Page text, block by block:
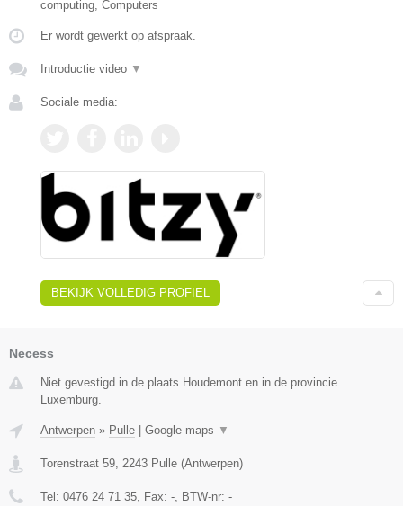
computing, Computers
Er wordt gewerkt op afspraak.
Introductie video ▼
Sociale media:
BEKIJK VOLLEDIG PROFIEL
Necess
Niet gevestigd in de plaats Houdemont en in de provincie
Luxemburg.
Antwerpen » Pulle Google maps ▼
Torenstraat 59, 2243 Pulle (Antwerpen)
Tel: 0476 24 71 35, Fax: -, BTW-nr: -